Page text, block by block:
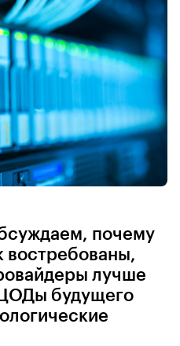
почему
востребованы,
лучше
будущего